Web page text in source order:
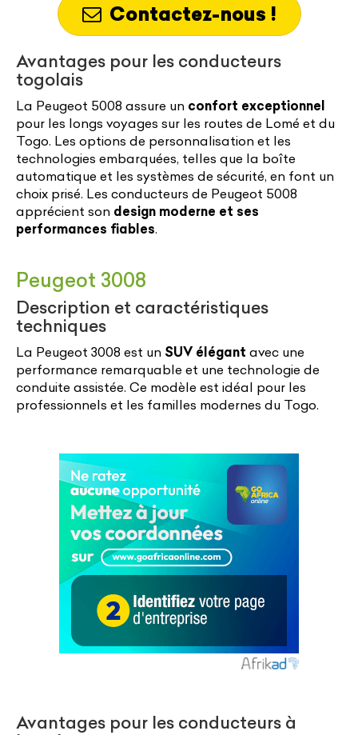
Contactez-nous !
Avantages pour les conducteurs
togolais
La Peugeot 5008 assure un confort exceptionnel
pour les longs voyages sur les routes de Lomé et du
Togo. Les options de personnalisation et les
technologies embarquées, telles que la boîte
automatique et les systèmes de sécurité, en font un
choix prisé. Les conducteurs de Peugeot 5008
apprécient son design moderne et ses
performances fiables.
Peugeot 3008
Description et caractéristiques
techniques
La Peugeot 3008 est un SUV élégant avec une
performance remarquable et une technologie de
conduite assistée. Ce modèle est idéal pour les
professionnels et les familles modernes du Togo.
Avantages pour les conducteurs à